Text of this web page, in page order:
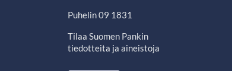
Puhelin 09 1831
Tilaa Suomen Pankin
tiedotteita ja aineistoja